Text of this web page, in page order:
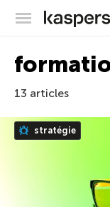
13 articles
stratégie